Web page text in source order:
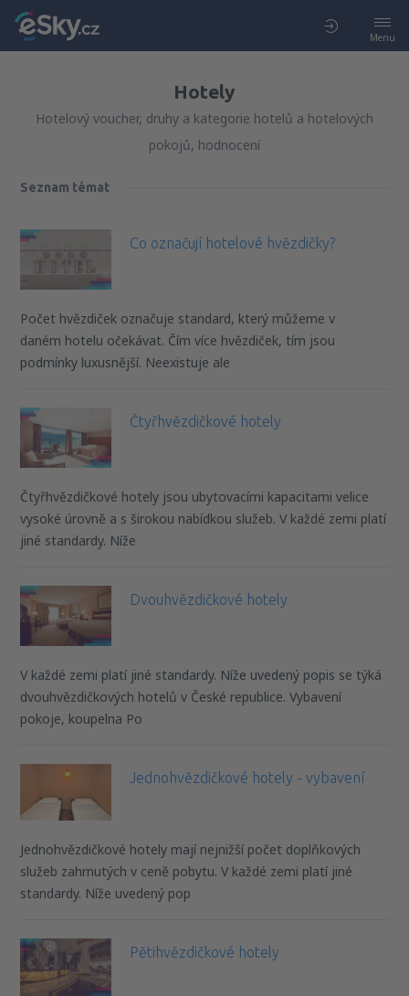
Menu
Hotely
Hotelový voucher, druhy a kategorie hotelů a hotelových
pokojů, hodnocení
Seznam témat
Co označují hotelové hvězdičky?
Počet hvězdiček označuje standard, který můžeme v
daném hotelu očekávat. Čím více hvězdiček, tím jsou
podmínky luxusnější. Neexistuje ale
Čtyřhvězdičkové hotely
Čtyřhvězdičkové hotely jsou ubytovacími kapacitami velice
vysoké úrovně a s širokou nabídkou služeb. V každé zemi platí
jiné standardy. Níže
Dvouhvězdičkové hotely
V každé zemi platí jiné standardy. Níže uvedený popis se týká
dvouhvězdičkových hotelů v České republice. Vybavení
pokoje, koupelna Po
Jednohvězdičkové hotely - vybavení
Jednohvězdičkové hotely mají nejnižší počet doplňkových
služeb zahrnutých v ceně pobytu. V každé zemi platí jiné
standardy. Níže uvedený pop
Pětihvězdičkové hotely